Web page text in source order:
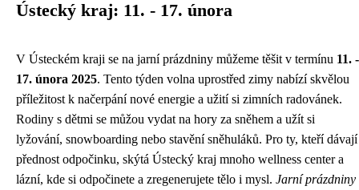
Ústecký kraj: 11. - 17. února
V Ústeckém kraji se na jarní prázdniny můžeme těšit v termínu 11. -
17. února 2025. Tento týden volna uprostřed zimy nabízí skvělou
příležitost k načerpání nové energie a užití si zimních radovánek.
Rodiny s dětmi se můžou vydat na hory za sněhem a užít si
lyžování, snowboarding nebo stavění sněhuláků. Pro ty, kteří dávají
přednost odpočinku, skýtá Ústecký kraj mnoho wellness center a
lázní, kde si odpočinete a zregenerujete tělo i mysl. Jarní prázdniny